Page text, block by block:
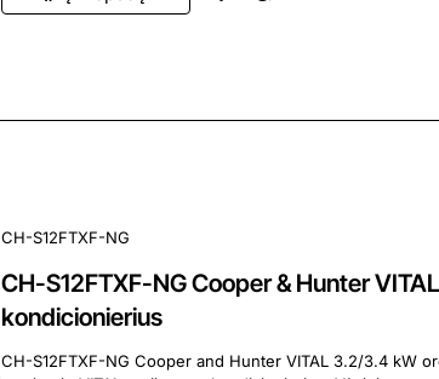
CH-S12FTXF-NG
CH-S12FTXF-NG Cooper & Hunter
kondicionierius
CH-S12FTXF-NG Cooper and Hunter VITAL 3.2/3.4 kW oro